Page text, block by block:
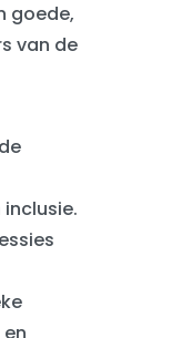
goede,
van de